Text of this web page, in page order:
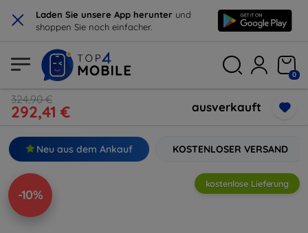
× Laden Sie unsere App herunter und
shoppen Sie noch einfacher.
0
324,90 €
292,41 € ausverkauft
Neu aus dem Ankauf KOSTENLOSER VERSAND
-10%
kostenlose Lieferung